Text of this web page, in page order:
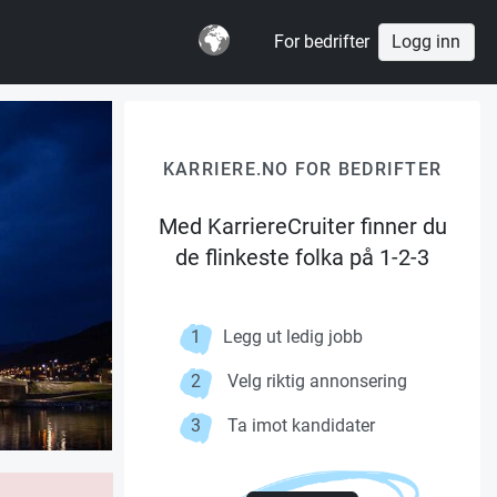
For bedrifter Logg inn
KARRIERE.NO FOR BEDRIFTER
Med KarriereCruiter finner du
de flinkeste folka på 1-2-3
1 Legg ut ledig jobb
2 Velg riktig annonsering
3 Ta imot kandidater